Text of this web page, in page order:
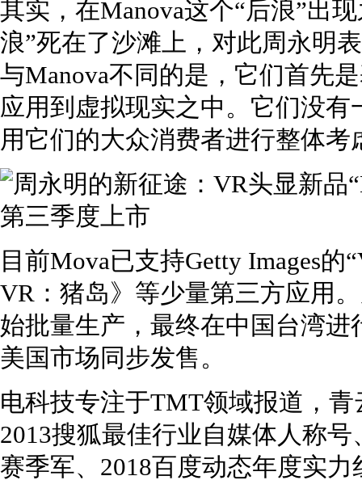
其实，在Manova这个“后浪”出
浪”死在了沙滩上，对此周永明
与Manova不同的是，它们首先
应用到虚拟现实之中。它们没
用它们的大众消费者进行整体考
目前Mova已支持Getty Images
VR：猪岛》等少量第三方应用
始批量生产，最终在中国台湾
美国市场同步发售。
电科技专注于TMT领域报道，
2013搜狐最佳行业自媒体人称
赛季军、2018百度动态年度实